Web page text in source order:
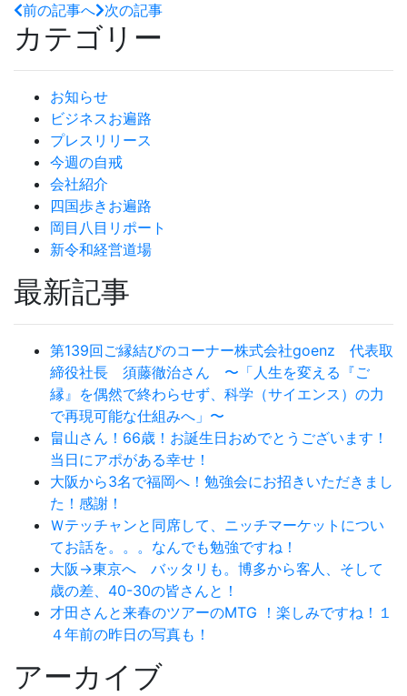
前の記事へ 次の記事
カテゴリー
お知らせ
ビジネスお遍路
プレスリリース
今週の自戒
会社紹介
四国歩きお遍路
岡目八目リポート
新令和経営道場
最新記事
第139回ご縁結びのコーナー株式会社goenz 代表取
締役社長 須藤徹治さん 〜「人生を変える『ご
縁』を偶然で終わらせず、科学（サイエンス）の力
で再現可能な仕組みへ」〜
畠山さん！66歳！お誕生日おめでとうございます！
当日にアポがある幸せ！
大阪から3名で福岡へ！勉強会にお招きいただきまし
た！感謝！
Ｗテッチャンと同席して、ニッチマーケットについ
てお話を。。。なんでも勉強ですね！
大阪→東京へ バッタリも。博多から客人、そして
歳の差、40-30の皆さんと！
才田さんと来春のツアーのMTG ！楽しみですね！１
４年前の昨日の写真も！
アーカイブ